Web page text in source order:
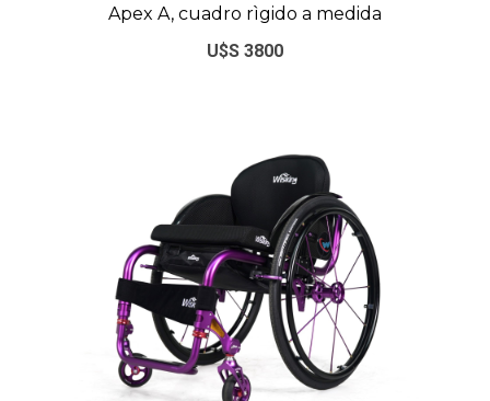
Apex A, cuadro rìgido a medida
U$S 3800